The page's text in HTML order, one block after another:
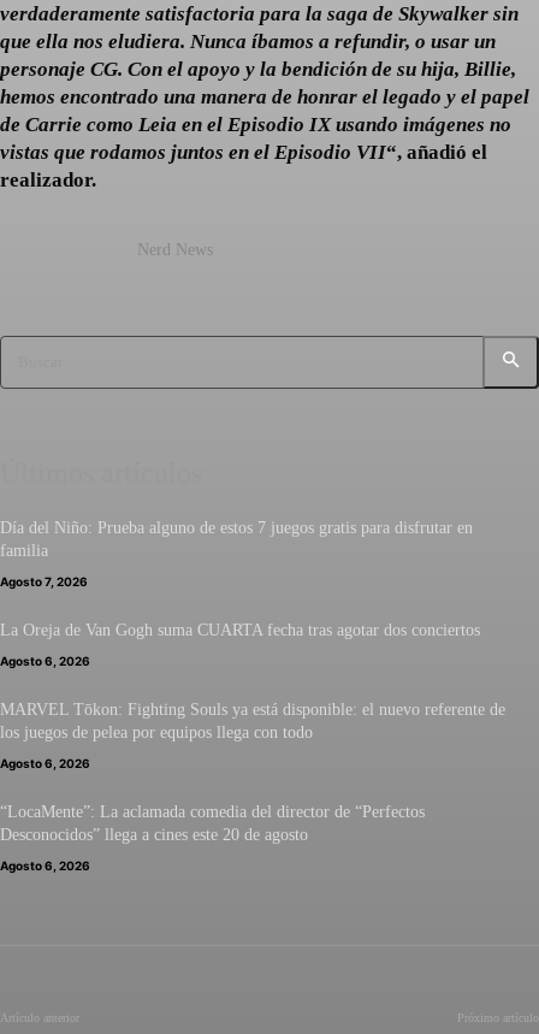
verdaderamente satisfactoria para la saga de Skywalker sin
que ella nos eludiera. Nunca íbamos a refundir, o usar un
personaje CG. Con el apoyo y la bendición de su hija, Billie,
hemos encontrado una manera de honrar el legado y el papel
de Carrie como Leia en el Episodio IX usando imágenes no
vistas que rodamos juntos en el Episodio VII“, añadió el
realizador.
Nerd News
Día del Niño: Prueba alguno de estos 7 juegos gratis para disfrutar en
familia
Agosto 7, 2026
La Oreja de Van Gogh suma CUARTA fecha tras agotar dos conciertos
Agosto 6, 2026
MARVEL Tōkon: Fighting Souls ya está disponible: el nuevo referente de
los juegos de pelea por equipos llega con todo
Agosto 6, 2026
“LocaMente”: La aclamada comedia del director de “Perfectos
Desconocidos” llega a cines este 20 de agosto
Agosto 6, 2026
Artículo anterior Próximo artículo